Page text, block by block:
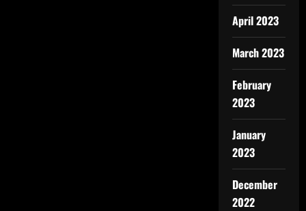
April 2023
March 2023
February
2023
January
2023
December
2022